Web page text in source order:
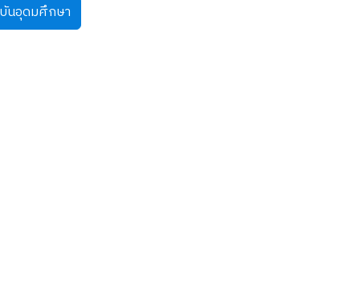
บันอุดมศึกษา